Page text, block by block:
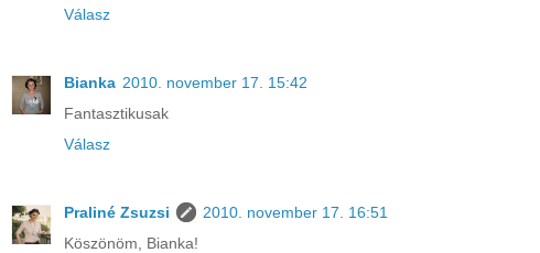
Válasz
Bianka 2010. november 17. 15:42
Fantasztikusak
Válasz
Praliné Zsuzsi
2010. november 17. 16:51
Köszönöm, Bianka!